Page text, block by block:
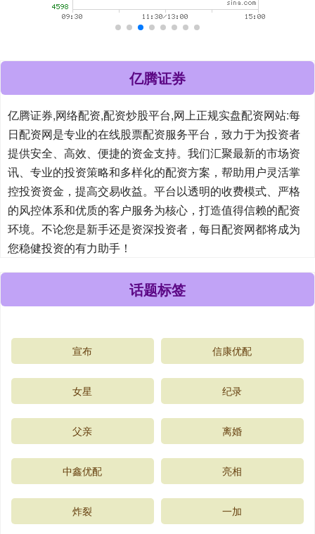
亿腾证券
亿腾证券,网络配资,配资炒股平台,网上正规实盘配资网站:每
日配资网是专业的在线股票配资服务平台，致力于为投资者
提供安全、高效、便捷的资金支持。我们汇聚最新的市场资
讯、专业的投资策略和多样化的配资方案，帮助用户灵活掌
控投资资金，提高交易收益。平台以透明的收费模式、严格
的风控体系和优质的客户服务为核心，打造值得信赖的配资
环境。不论您是新手还是资深投资者，每日配资网都将成为
您稳健投资的有力助手！
话题标签
宣布 信康优配
女星 纪录
父亲 离婚
中鑫优配 亮相
炸裂 一加